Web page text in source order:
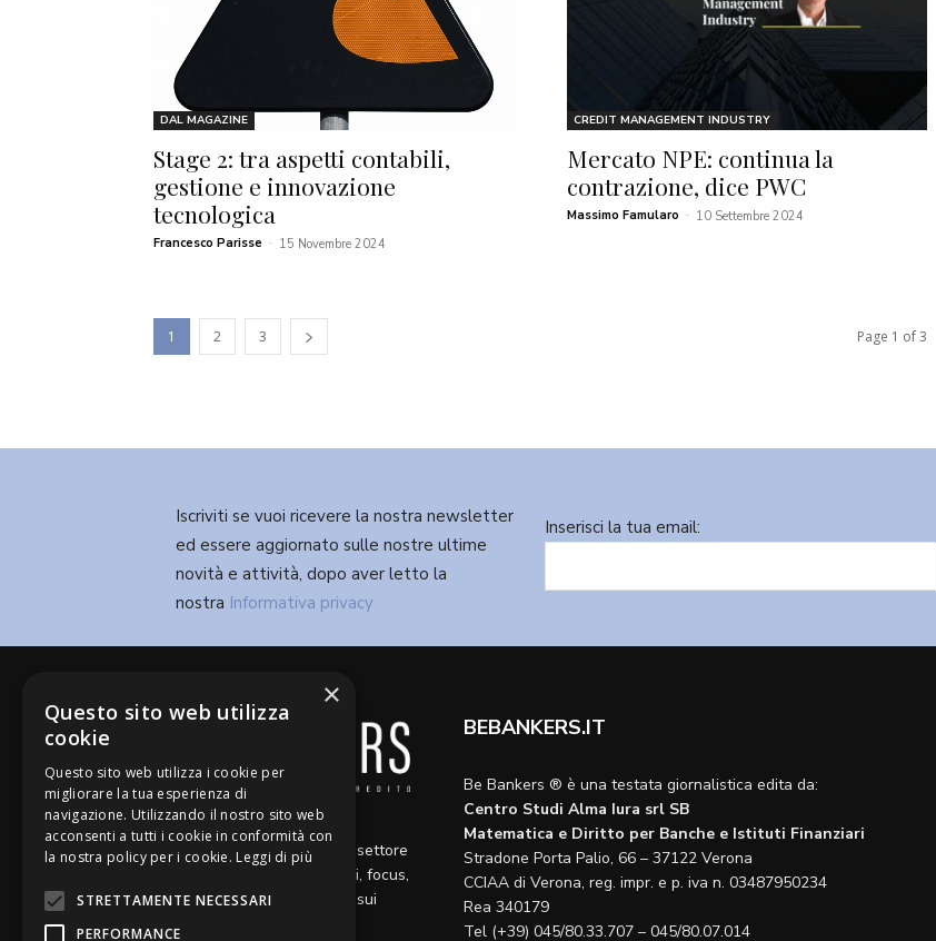
DAL MAGAZINE
Stage 2: tra aspetti contabili,
gestione e innovazione
tecnologica
Francesco Parisse - 15 Novembre 2024
CREDIT MANAGEMENT INDUSTRY
Mercato NPE: continua la
contrazione, dice PWC
Massimo Famularo - 10 Settembre 2024
1 2 3 Page 1 of 3
Iscriviti se vuoi ricevere la nostra newsletter
ed essere aggiornato sulle nostre ultime
novità e attività, dopo aver letto la
nostra Informativa privacy
Inserisci la tua email:
Diamo voce a riflessioni,
aggiornamenti e opinioni sul settore
del credito, ospitando articoli, focus,
approfondimenti e interviste sui
BEBANKERS.IT
Be Bankers ® è una testata giornalistica edita da:
Centro Studi Alma Iura srl SB
Matematica e Diritto per Banche e Istituti Finanziari
Stradone Porta Palio, 66 – 37122 Verona
CCIAA di Verona, reg. impr. e p. iva n. 03487950234
Rea 340179
Tel (+39) 045/80.33.707 – 045/80.07.014
×
Questo sito web utilizza
cookie
Questo sito web utilizza i cookie per
migliorare la tua esperienza di
navigazione. Utilizzando il nostro sito web
acconsenti a tutti i cookie in conformità con
la nostra policy per i cookie. Leggi di più
STRETTAMENTE NECESSARI
PERFORMANCE